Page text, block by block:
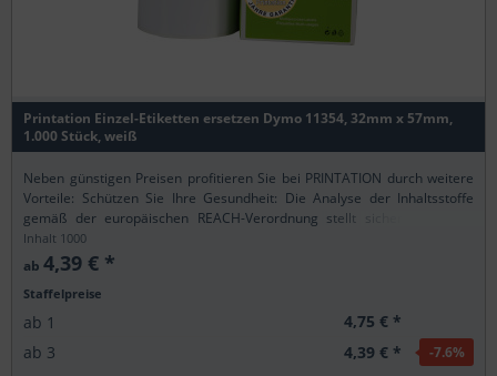
Printation Einzel-Etiketten ersetzen Dymo 11354, 32mm x 57mm,
1.000 Stück, weiß
Neben günstigen Preisen profitieren Sie bei PRINTATION durch weitere
Vorteile: Schützen Sie Ihre Gesundheit: Die Analyse der Inhaltsstoffe
gemäß der europäischen REACH-Verordnung stellt sicher, dass alle
Printation-Produkte nur...
Inhalt 1000
ab4,39 € *
Staffelpreise
ab 1
4,75 € *
ab 3 4,39 € * -7.6%